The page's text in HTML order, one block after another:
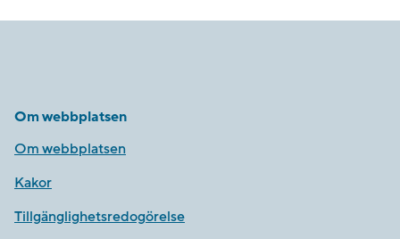
Om webbplatsen
Om webbplatsen
Kakor
Tillgänglighetsredogörelse